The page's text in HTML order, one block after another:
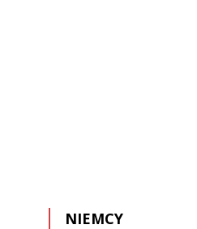
NIEMCY